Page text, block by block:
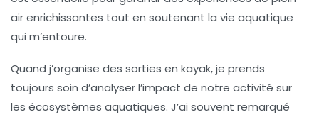
air enrichissantes tout en soutenant la vie aquatique
qui m’entoure.
Quand j’organise des sorties en kayak, je prends
toujours soin d’analyser l’impact de notre activité sur
les écosystèmes aquatiques. J’ai souvent remarqué